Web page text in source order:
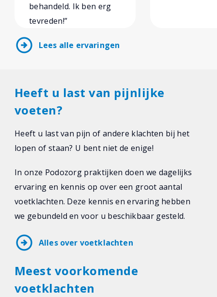
behandeld. Ik ben erg
tevreden!”
arrow_circle_right Lees alle ervaringen
Heeft u last van pijnlijke
voeten?
Heeft u last van pijn of andere klachten bij het
lopen of staan? U bent niet de enige!
In onze Podozorg praktijken doen we dagelijks
ervaring en kennis op over een groot aantal
voetklachten. Deze kennis en ervaring hebben
we gebundeld en voor u beschikbaar gesteld.
arrow_circle_right Alles over voetklachten
Meest voorkomende
voetklachten